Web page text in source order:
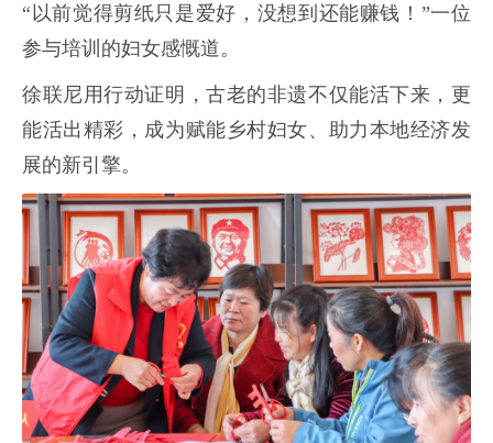
“以前觉得剪纸只是爱好，没想到还能赚钱！”一位
参与培训的妇女感慨道。
徐联尼用行动证明，古老的非遗不仅能活下来，更
能活出精彩，成为赋能乡村妇女、助力本地经济发
展的新引擎。